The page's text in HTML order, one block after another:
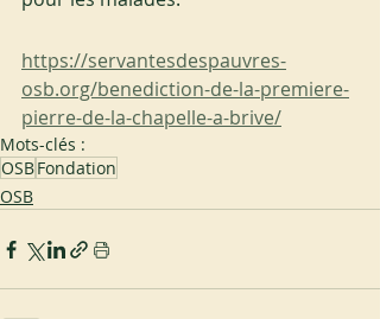
https://servantesdespauvres-
osb.org/benediction-de-la-premiere-
pierre-de-la-chapelle-a-brive/
Mots-clés :
OSBFondation
OSB